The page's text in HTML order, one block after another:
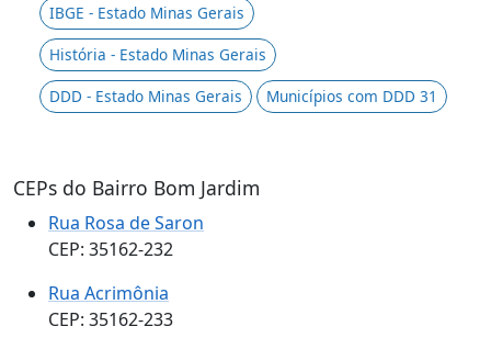
IBGE - Estado Minas Gerais
História - Estado Minas Gerais
DDD - Estado Minas Gerais
Municípios com DDD 31
CEPs do Bairro Bom Jardim
Rua Rosa de Saron
CEP: 35162-232
Rua Acrimônia
CEP: 35162-233